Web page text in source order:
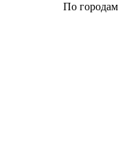
По городам